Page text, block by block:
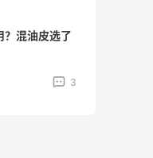
？混油皮选了
3